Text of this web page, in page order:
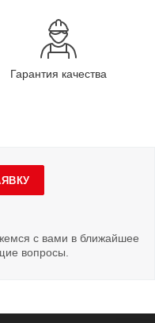
Гарантия качества
с вами в ближайшее
вопросы.